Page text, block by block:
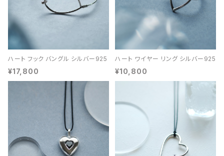
ハート フック バングル シルバー925
¥17,800
ハート ワイヤー リング シルバー925
¥10,800